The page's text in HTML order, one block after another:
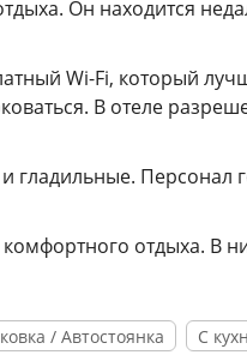
Он находится
Wi-Fi, который
В отеле
гладильные. Персонал
отдыха. В
/ Автостоянка С